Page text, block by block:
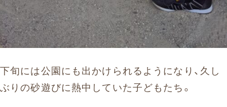
下旬には公園にも出かけられるようになり、久し
ぶりの砂遊びに熱中していた子どもたち。